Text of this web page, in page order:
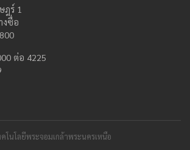
ฎร์ 1
งซื่อ
ต่อ 4225
โนโลยีพระจอมเกล้าพระนครเหนือ